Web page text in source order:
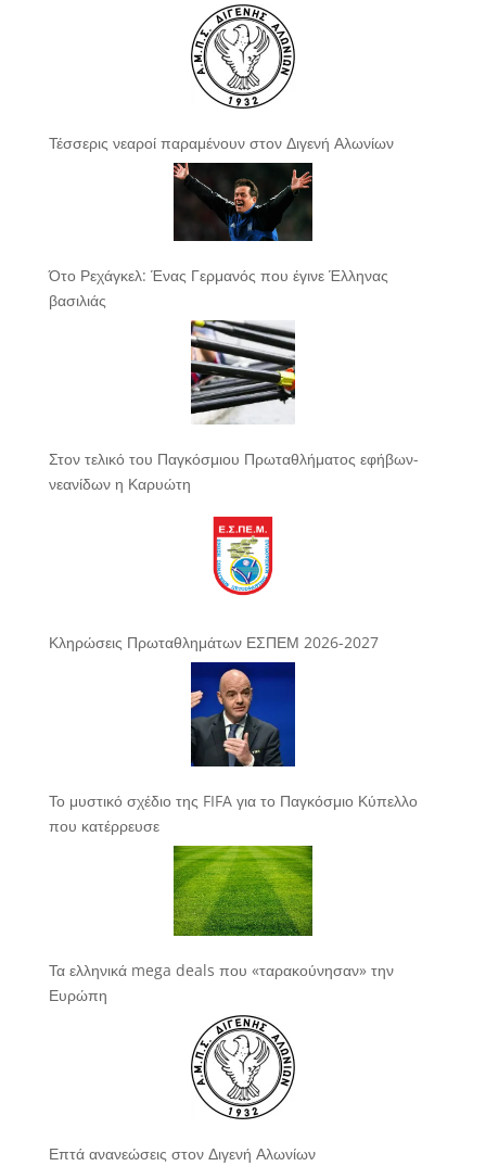
Τέσσερις νεαροί παραμένουν στον Διγενή Αλωνίων
Ότο Ρεχάγκελ: Ένας Γερμανός που έγινε Έλληνας
βασιλιάς
Στον τελικό του Παγκόσμιου Πρωταθλήματος εφήβων-
νεανίδων η Καρυώτη
Κληρώσεις Πρωταθλημάτων ΕΣΠΕΜ 2026-2027
Το μυστικό σχέδιο της FIFA για το Παγκόσμιο Κύπελλο
που κατέρρευσε
Τα ελληνικά mega deals που «ταρακούνησαν» την
Ευρώπη
Επτά ανανεώσεις στον Διγενή Αλωνίων